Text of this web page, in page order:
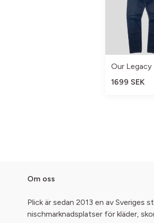
Our Legacy
1699 SEK
Om oss
Plick är sedan 2013 en av Sveriges
nischmarknadsplatser för kläder,